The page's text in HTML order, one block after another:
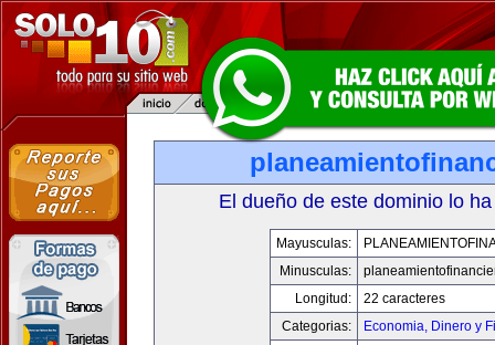
El dueño de este dominio lo
Mayusculas:
Minusculas:
Longitud:
22 caracteres
Categorias:
Economia, Dinero y